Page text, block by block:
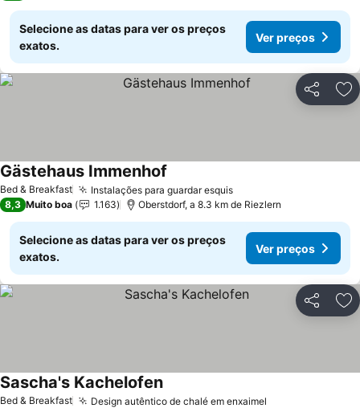
Selecione as datas para ver os preços
exatos.
Ver preços
Partilhar
Bed & Breakfast Instalações para guardar esquisVer preços
Gästehaus Immenhof
8,3 Muito boa 1.163 Oberstdorf, a 8.3 km de Riezlern
Selecione as datas para ver os preços
exatos.
Ver preços
Partilhar
Bed & Breakfast Design autêntico de chalé em enxaimel
Sascha's KachelofenVer preços